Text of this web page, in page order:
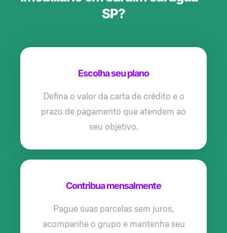
SP?
Escolha seu plano
Defina o valor da carta de crédito e o
prazo de pagamento que atendem ao
seu objetivo.
Contribua mensalmente
Pague suas parcelas sem juros,
acompanhe o grupo e mantenha seu